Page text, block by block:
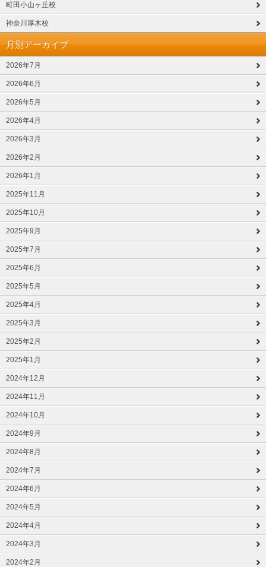
町田小山ヶ丘校
神奈川厚木校
月別アーカイブ
2026年7月
2026年6月
2026年5月
2026年4月
2026年3月
2026年2月
2026年1月
2025年11月
2025年10月
2025年9月
2025年7月
2025年6月
2025年5月
2025年4月
2025年3月
2025年2月
2025年1月
2024年12月
2024年11月
2024年10月
2024年9月
2024年8月
2024年7月
2024年6月
2024年5月
2024年4月
2024年3月
2024年2月